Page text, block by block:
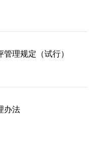
理规定（试行）
办法